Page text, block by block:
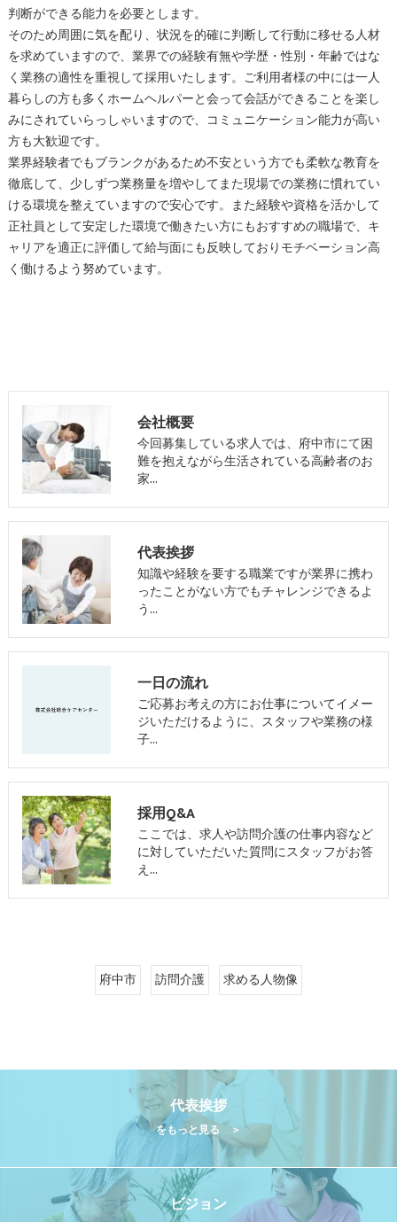
判断ができる能力を必要とします。
そのため周囲に気を配り、状況を的確に判断して行動に移せる人材
を求めていますので、業界での経験有無や学歴・性別・年齢ではな
く業務の適性を重視して採用いたします。ご利用者様の中には一人
暮らしの方も多くホームヘルパーと会って会話ができることを楽し
みにされていらっしゃいますので、コミュニケーション能力が高い
方も大歓迎です。
業界経験者でもブランクがあるため不安という方でも柔軟な教育を
徹底して、少しずつ業務量を増やしてまた現場での業務に慣れてい
ける環境を整えていますので安心です。また経験や資格を活かして
正社員として安定した環境で働きたい方にもおすすめの職場で、キ
ャリアを適正に評価して給与面にも反映しておりモチベーション高
く働けるよう努めています。
会社概要
今回募集している求人では、府中市にて困
難を抱えながら生活されている高齢者のお
家…
代表挨拶
知識や経験を要する職業ですが業界に携わ
ったことがない方でもチャレンジできるよ
う…
一日の流れ
ご応募お考えの方にお仕事についてイメー
ジいただけるように、スタッフや業務の様
子…
採用Q&A
ここでは、求人や訪問介護の仕事内容など
に対していただいた質問にスタッフがお答
え…
府中市 訪問介護 求める人物像
代表挨拶
をもっと見る ＞
ビジョン